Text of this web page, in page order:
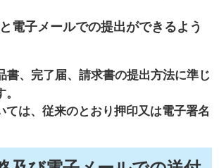
電子メールでの提出ができるよう
書、完了届、請求書の提出方法に準じ
は、従来のとおり押印又は電子署名